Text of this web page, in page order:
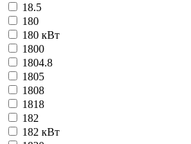
18.5
180
180 кВт
1800
1804.8
1805
1808
1818
182
182 кВт